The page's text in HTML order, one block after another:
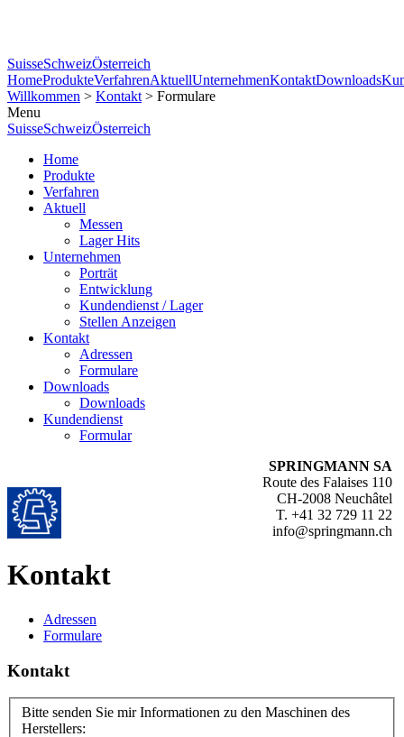
SuisseSchweizÖsterreich
HomeProdukteVerfahrenAktuellUnternehmenKontaktDownloads
Willkommen > Kontakt > Formulare
Menu
SuisseSchweizÖsterreich
Home
Produkte
Verfahren
Aktuell
Messen
Lager Hits
Unternehmen
Porträt
Entwicklung
Kundendienst / Lager
Stellen Anzeigen
Kontakt
Adressen
Formulare
Downloads
Downloads
Kundendienst
Formular
SPRINGMANN SA
Route des Falaises 110
CH-2008 Neuchâtel
T. +41 32 729 11 22
info@springmann.ch
Kontakt
Adressen
Formulare
Kontakt
Bitte senden Sie mir Informationen zu den Maschinen des
Herstellers: